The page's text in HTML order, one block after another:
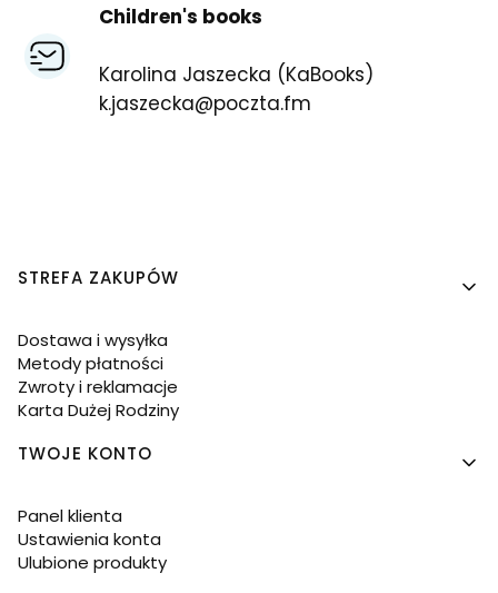
Children's books
Karolina Jaszecka (KaBooks)
k.jaszecka@poczta.fm
Linki w stopce
STREFA ZAKUPÓW
Dostawa i wysyłka
Metody płatności
Zwroty i reklamacje
Karta Dużej Rodziny
TWOJE KONTO
Panel klienta
Ustawienia konta
Ulubione produkty